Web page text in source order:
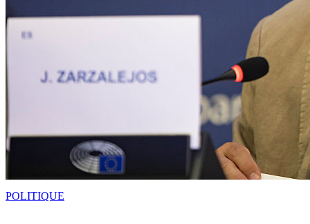
POLITIQUE